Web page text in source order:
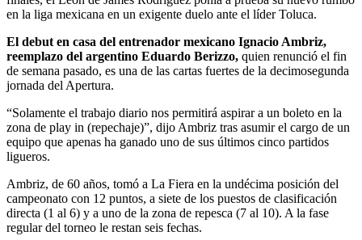
en la liga mexicana en un exigente duelo ante el líder Toluca.
El debut en casa del entrenador mexicano Ignacio Ambriz,
reemplazo del argentino Eduardo Berizzo, quien renunció el fin
de semana pasado, es una de las cartas fuertes de la decimosegunda
jornada del Apertura.
“Solamente el trabajo diario nos permitirá aspirar a un boleto en la
zona de play in (repechaje)”, dijo Ambriz tras asumir el cargo de un
equipo que apenas ha ganado uno de sus últimos cinco partidos
ligueros.
Ambriz, de 60 años, tomó a La Fiera en la undécima posición del
campeonato con 12 puntos, a siete de los puestos de clasificación
directa (1 al 6) y a uno de la zona de repesca (7 al 10). A la fase
regular del torneo le restan seis fechas.